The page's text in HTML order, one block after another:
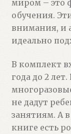
миром – это
обучения.
внимания, и
идеально
В комплект
года до 2
не дадут
занятиям. А
книге есть